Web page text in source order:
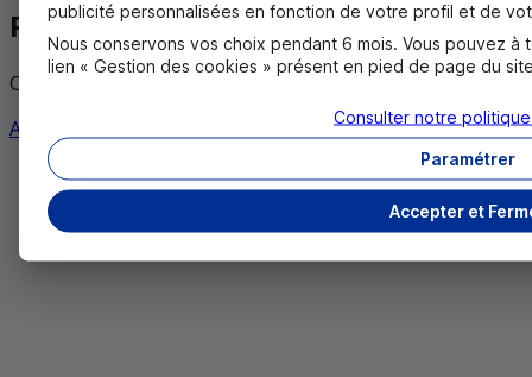
Rejoindre le Crédit Mutuel
C'est rejoindre un groupe aux valeurs mutualistes
Accéder au site de recrutement
publicité personnalisées en fonction de votre profil et de
Nous conservons vos choix pendant 6 mois. Vous pouvez à
lien « Gestion des cookies » présent en pied de page du
Accepter et
Paramétrer
Consulter notre